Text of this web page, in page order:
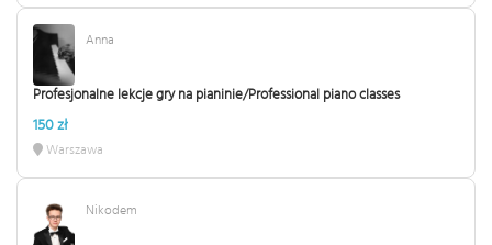
Anna
Profesjonalne lekcje gry na pianinie/Professional piano classes
150 zł
Warszawa
Nikodem